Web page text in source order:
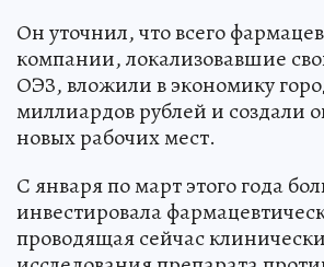
Он уточнил, что всего
компании, локализовавшие
ОЭЗ, вложили в экономику
миллиардов рублей и создали
новых рабочих мест.
С января по март этого года
инвестировала
проводящая сейчас